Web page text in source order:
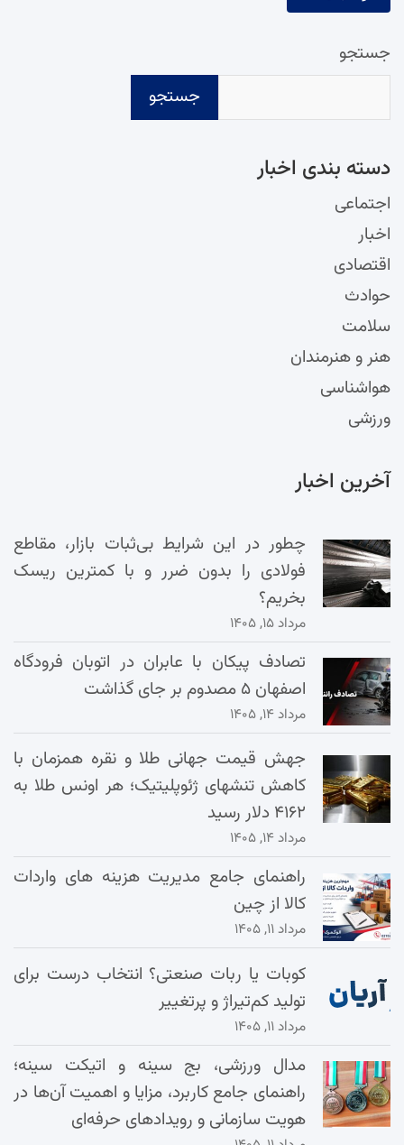
جستجو
جستجو
دسته‌ بندی اخبار
اجتماعی
اخبار
اقتصادی
حوادث
سلامت
هنر و هنرمندان
هواشناسی
ورزشی
آخرین اخبار
چطور در این شرایط بی‌ثبات بازار، مقاطع
فولادی را بدون ضرر و با کمترین ریسک
بخریم؟
مرداد ۱۵, ۱۴۰۵
تصادف پیکان با عابران در اتوبان فرودگاه
اصفهان ۵ مصدوم بر جای گذاشت
مرداد ۱۴, ۱۴۰۵
جهش قیمت جهانی طلا و نقره همزمان با
کاهش تنشهای ژئوپلیتیک؛ هر اونس طلا به
۴۱۶۲ دلار رسید
مرداد ۱۴, ۱۴۰۵
راهنمای جامع مدیریت هزینه‌ های واردات
کالا از چین
مرداد ۱۱, ۱۴۰۵
کوبات یا ربات صنعتی؟ انتخاب درست برای
تولید کم‌تیراژ و پرتغییر
مرداد ۱۱, ۱۴۰۵
مدال ورزشی، بج سینه و اتیکت سینه؛
راهنمای جامع کاربرد، مزایا و اهمیت آن‌ها در
هویت سازمانی و رویدادهای حرفه‌ای